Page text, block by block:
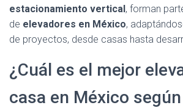
estacionamiento vertical, forman
de elevadores en México,
de proyectos, desde casas hasta
¿Cuál es el mejor
casa en México